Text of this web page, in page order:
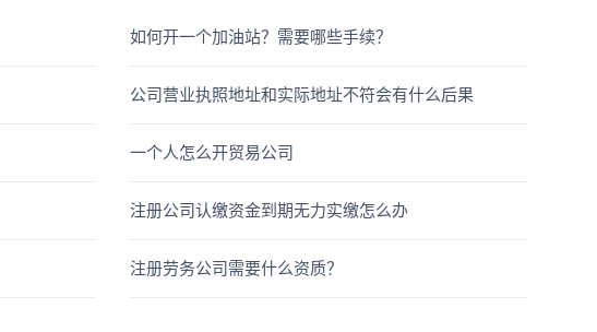
如何开一个加油站？需要哪些手续？
公司营业执照地址和实际地址不符会有什么后果
一个人怎么开贸易公司
注册公司认缴资金到期无力实缴怎么办
注册劳务公司需要什么资质？